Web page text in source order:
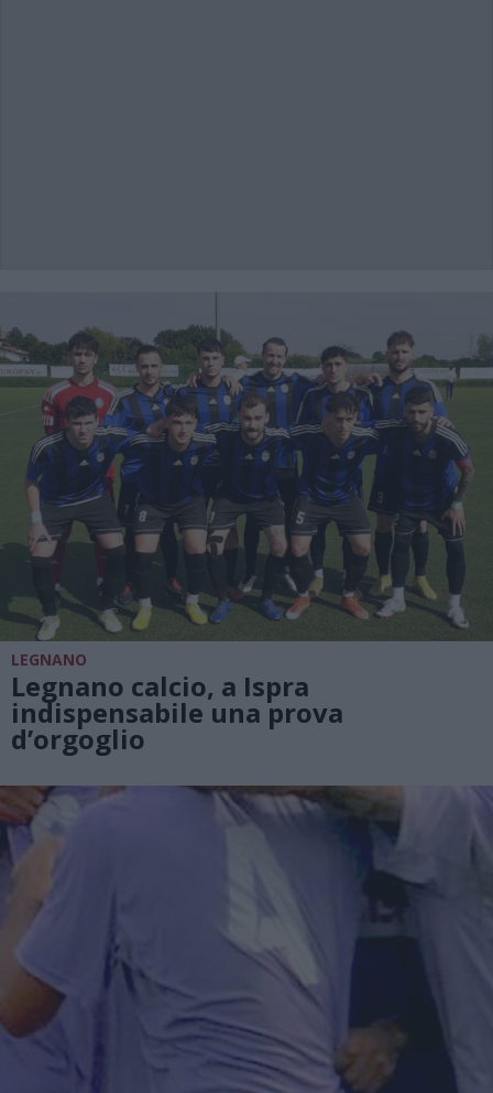
LEGNANO
Legnano calcio, a Ispra
indispensabile una prova
d’orgoglio